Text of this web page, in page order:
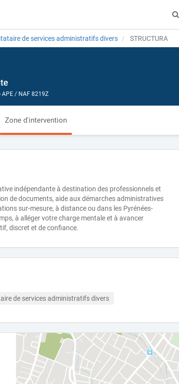
de services administratifs divers STRUCTURA
APE / NAF 8219Z
Zone d'intervention
indépendante à destination des professionnels et
de documents, aide aux démarches administratives
sur-mesure, à distance ou dans les Pyrénées-
à alléger votre charge mentale et à avancer
discret et de confiance.
de services administratifs divers